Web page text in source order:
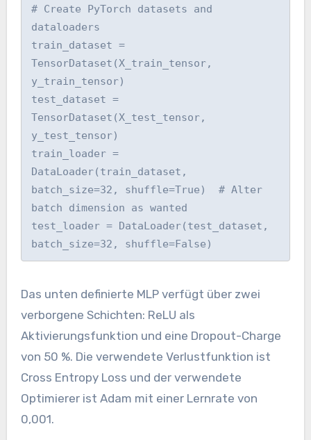
# Create PyTorch datasets and
dataloaders
train_dataset =
TensorDataset(X_train_tensor,
y_train_tensor)
test_dataset =
TensorDataset(X_test_tensor,
y_test_tensor)
train_loader =
DataLoader(train_dataset,
batch_size=32, shuffle=True)  # Alter
batch dimension as wanted
test_loader = DataLoader(test_dataset,
batch_size=32, shuffle=False)
Das unten definierte MLP verfügt über zwei
verborgene Schichten: ReLU als
Aktivierungsfunktion und eine Dropout-Charge
von 50 %. Die verwendete Verlustfunktion ist
Cross Entropy Loss und der verwendete
Optimierer ist Adam mit einer Lernrate von
0,001.